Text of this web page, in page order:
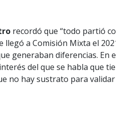
recordó que “todo partió
llegó a Comisión Mixta el
generaban diferencias. En
del que se habla que
no hay sustrato para